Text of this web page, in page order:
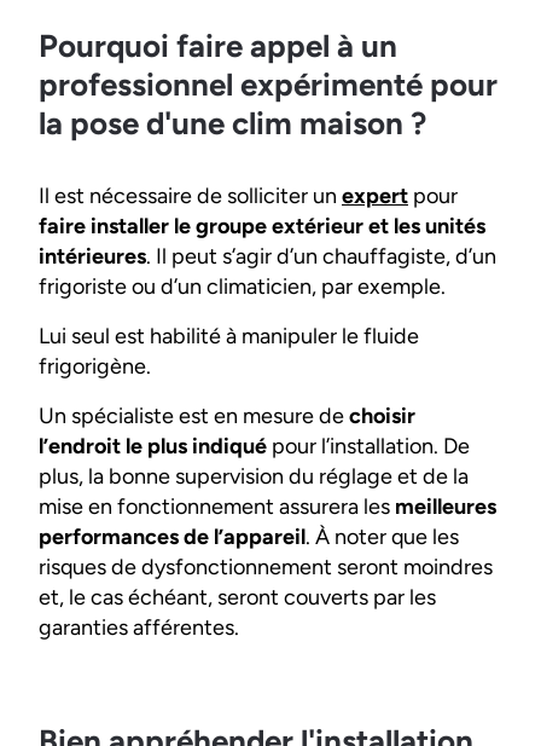
Pourquoi faire appel à un
professionnel expérimenté pour
la pose d'une clim maison ?
Il est nécessaire de solliciter un expert pour
faire installer le groupe extérieur et les unités
intérieures. Il peut s’agir d’un chauffagiste, d’un
frigoriste ou d’un climaticien, par exemple.
Lui seul est habilité à manipuler le fluide
frigorigène.
Un spécialiste est en mesure dechoisir
l’endroit le plus indiqué pour l’installation. De
plus, la bonne supervision du réglage et de la
mise en fonctionnement assurera les meilleures
performances de l’appareil. À noter que les
risques de dysfonctionnement seront moindres
et, le cas échéant, seront couverts par les
garanties afférentes.